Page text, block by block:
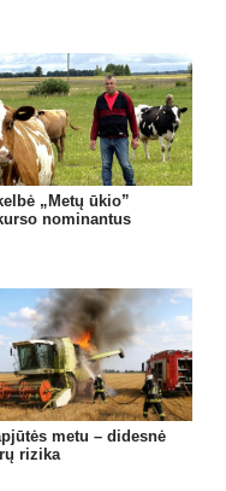
„Metų ūkio”
nominantus
metu – didesnė
rizika